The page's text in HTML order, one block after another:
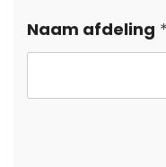
Naam afdeling